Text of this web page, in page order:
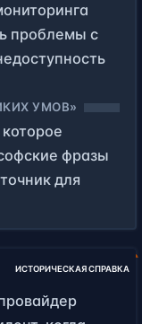
проблемы с
УМОВ»
фразы
для
ИСТОРИЧЕСКАЯ СПРАВКА